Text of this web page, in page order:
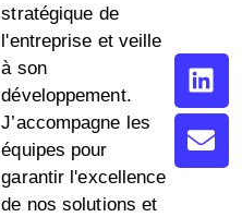
stratégique de
l'entreprise et veille
à son
développement.
J’accompagne les
équipes pour
garantir l'excellence
de nos solutions et